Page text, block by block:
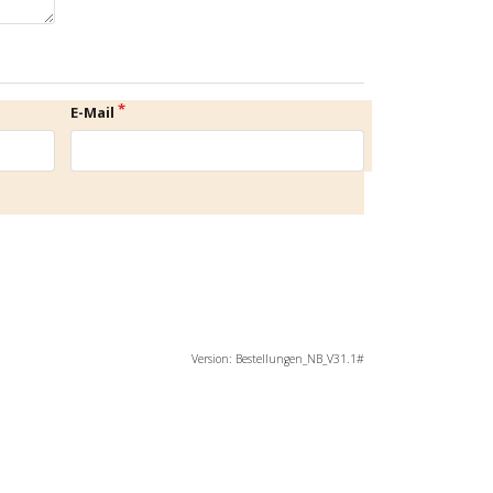
E-Mail
Version: Bestellungen_NB_V31.1#